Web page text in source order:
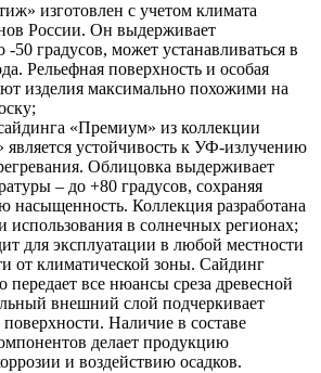
изготовлен с учетом климата
России. Он выдерживает
-50 градусов, может устанавливаться в
Рельефная поверхность и особая
изделия максимально похожими на
«Премиум» из коллекции
устойчивость к УФ-излучению
Облицовка выдерживает
– до +80 градусов, сохраняя
насыщенность. Коллекция разработана
использования в солнечных регионах;
для эксплуатации в любой местности
от климатической зоны. Сайдинг
передает все нюансы среза древесной
внешний слой подчеркивает
поверхности. Наличие в составе
делает продукцию
и воздействию осадков.